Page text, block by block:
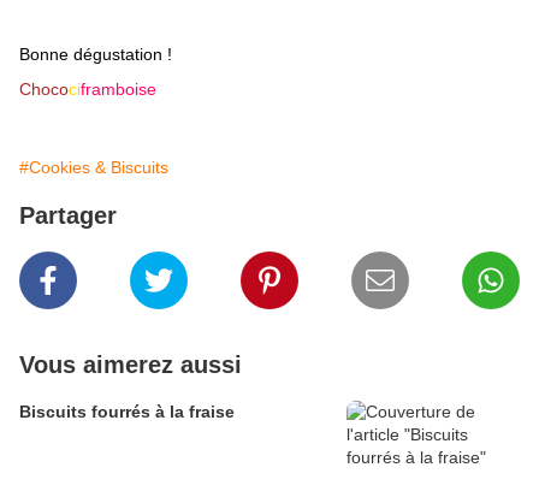
Bonne dégustation !
Chocociframboise
#Cookies & Biscuits
Partager
Vous aimerez aussi
Biscuits fourrés à la fraise